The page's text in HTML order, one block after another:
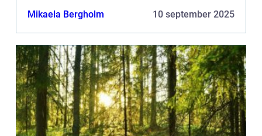
Mikaela Bergholm 10 september 2025